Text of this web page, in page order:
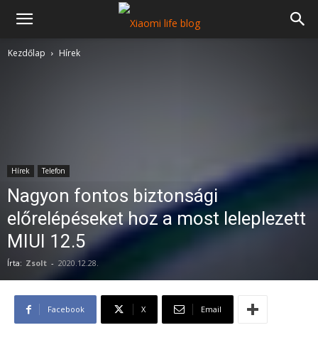
Kezdőlap Hírek
Hírek Telefon
Nagyon fontos biztonsági
előrelépéseket hoz a most leleplezett
MIUI 12.5
Írta: Zsolt - 2020.12.28.
Facebook X Email